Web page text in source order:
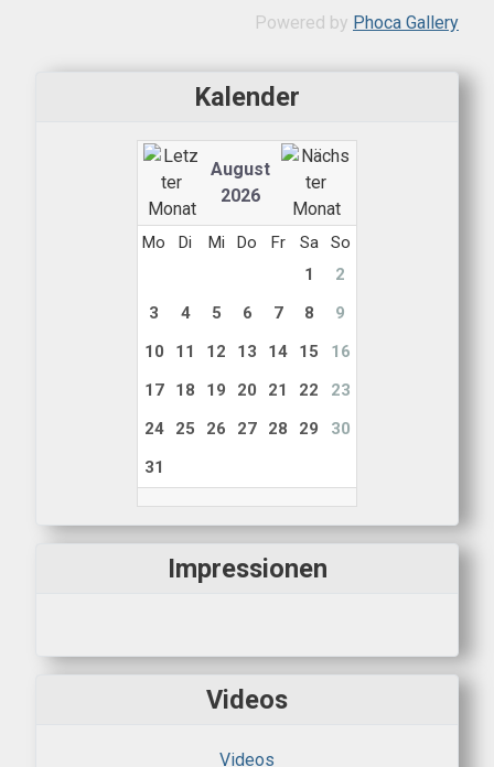
Powered by Phoca Gallery
Kalender
August
2026
Mo Di Mi Do Fr Sa
So
1
2
3
4 5 6 7 8
9
10
11 12 13 14 15
16
17
18 19 20 21 22
23
24
25 26 27 28 29
30
31
Impressionen
Videos
Videos